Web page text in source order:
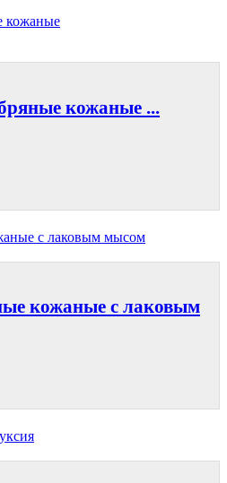
кожаные ...
кожаные с лаковым